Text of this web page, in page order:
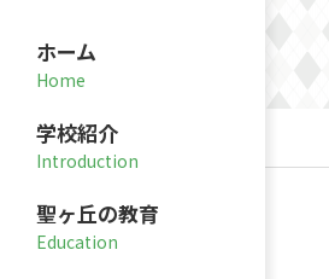
ホーム
学校紹介
聖ヶ丘の教育